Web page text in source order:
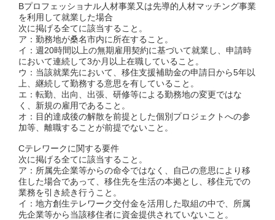
Bプロフェッショナル人材事業又は先導的人材マッチング事業
を利用して就業した場合
次に掲げる全てに該当すること。
ア：勤務地が桑名市内に所在すること。
イ：週20時間以上の無期雇用契約に基づいて就業し、申請時
において連続して3か月以上在職していること。
ウ：当該就業先において、移住支援補助金の申請日から5年以
上、継続して勤務する意思を有していること。
エ：転勤、出向、出張、研修等による勤務地の変更ではな
く、新規の雇用であること。
オ：目的達成後の解散を前提とした個別プロジェクトへの参
加等、離職することが前提でないこと。
Cテレワークに関する要件
次に掲げる全てに該当すること。
ア：所属先企業等からの命令ではなく、自己の意思により移
住した場合であって、移住先を生活の本拠とし、移住元での
業務を引き続き行うこと。
イ：地方創生テレワーク交付金を活用した取組の中で、所属
先企業等から当該移住者に資金提供されていないこと。